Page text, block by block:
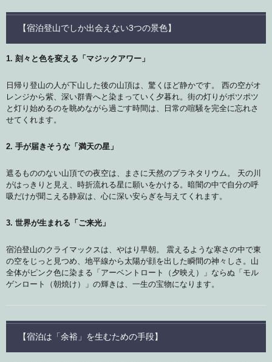
【宿泊登山でしか出会えない3つの景色】
1. 刻々と色を変える「マジックアワー」
日帰り登山の人が下山した後の山頂は、驚くほど静かです。 西の空がオ
レンジから紫、深い群青へと染まっていく夕暮れ。街の灯りがポツポツ
と灯り始めるのを眺めながら過ごす時間は、日常の喧騒を完全に忘れさ
せてくれます。
2. 手が届きそうな「満天の星」
遮るもののない山頂での夜空は、まさに天然のプラネタリウム。 天の川
がはっきりと見え、時折流れる星に願いをかける。暗闇の中で自分の呼
吸だけが聞こえる静寂は、心に深い安らぎを与えてくれます。
3. 世界が生まれる「ご来光」
宿泊登山のクライマックスは、やはり早朝。 震えるような寒さの中で東
の空をじっと見つめ、地平線から太陽が顔を出した瞬間の神々しさ。山
全体がピンク色に染まる「アーベントロート（夕映え）」ならぬ「モル
ゲンロート（朝焼け）」の輝きは、一生の宝物になります。
【宿泊は「余裕」を生むための手段】